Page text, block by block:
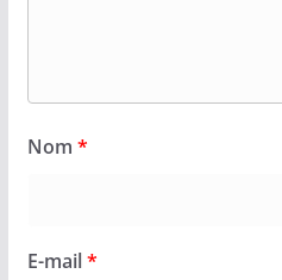
Nom *
E-mail*